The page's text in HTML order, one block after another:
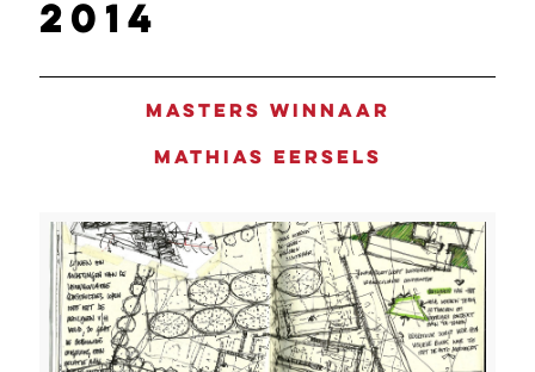
2014
Masters winnaar
Mathias Eersels